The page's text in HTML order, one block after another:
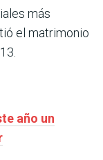
más
el matrimonio
año un